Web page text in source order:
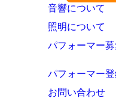
音響について
照明について
パフォーマー
パフォーマー
お問い合わせ